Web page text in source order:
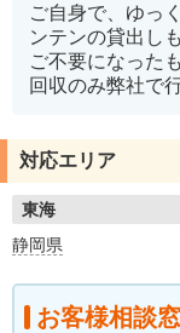
ご自身で、ゆっ
ンテンの貸出し
ご不要になった
回収のみ弊社で
対応エリア
東海
静岡県
お客様相談